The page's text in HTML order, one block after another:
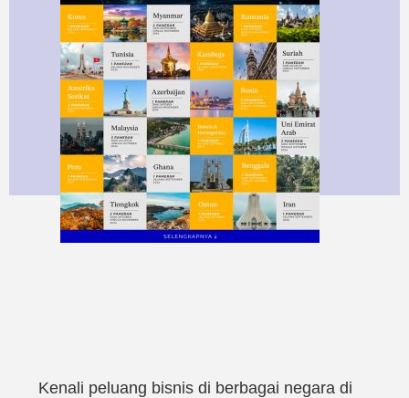
Kenali peluang bisnis di berbagai negara di